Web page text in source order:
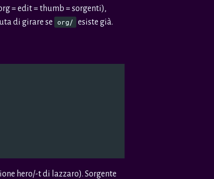
= edit = thumb = sorgenti),
di girare se org/ esiste già.
hero/-t di lazzaro). Sorgente